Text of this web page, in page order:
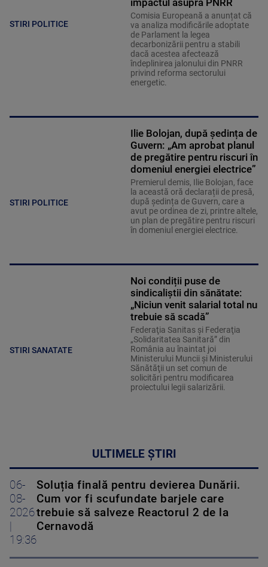
STIRI POLITICE
impactul asupra PNRR
Comisia Europeană a anunțat că
va analiza modificările adoptate
de Parlament la legea
decarbonizării pentru a stabili
dacă acestea afectează
îndeplinirea jalonului din PNRR
privind reforma sectorului
energetic.
STIRI POLITICE
Ilie Bolojan, după ședința de
Guvern: „Am aprobat planul
de pregătire pentru riscuri în
domeniul energiei electrice”
Premierul demis, Ilie Bolojan, face
la această oră declarații de presă,
după ședința de Guvern, care a
avut pe ordinea de zi, printre altele,
un plan de pregătire pentru riscuri
în domeniul energiei electrice.
STIRI SANATATE
Noi condiții puse de
sindicaliștii din sănătate:
„Niciun venit salarial total nu
trebuie să scadă”
Federaţia Sanitas şi Federaţia
„Solidaritatea Sanitară” din
România au înaintat joi
Ministerului Muncii şi Ministerului
Sănătăţii un set comun de
solicitări pentru modificarea
proiectului legii salarizării.
ULTIMELE ȘTIRI
06-
08-
2026
19:36
Soluția finală pentru devierea Dunării.
Cum vor fi scufundate barjele care
trebuie să salveze Reactorul 2 de la
Cernavodă